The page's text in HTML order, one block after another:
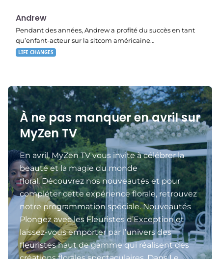
23:15
Andrew
Pendant des années, Andrew a profité du succès en tant
qu’enfant-acteur sur la sitcom américaine…
LIFE CHANGES
À ne pas manquer en avril sur
MyZen TV
En avril, MyZen TV vous invite à célébrer la
beauté et la magie du monde
floral. Découvrez nos nouveautés et pour
compléter cette expérience florale, retrouvez
notre programmation spéciale. Nouveautés
Plongez avec les Fleuristes d’Exception et
laissez-vous emporter par l’univers des
fleuristes haut de gamme qui réalisent des